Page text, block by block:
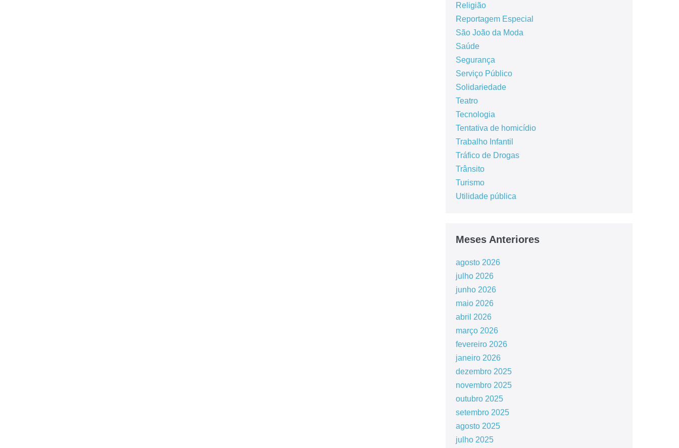
Religião
Reportagem Especial
São João da Moda
Saúde
Segurança
Serviço Público
Solidariedade
Teatro
Tecnologia
Tentativa de homicídio
Trabalho Infantil
Tráfico de Drogas
Trânsito
Turismo
Utilidade pública
Meses Anteriores
agosto 2026
julho 2026
junho 2026
maio 2026
abril 2026
março 2026
fevereiro 2026
janeiro 2026
dezembro 2025
novembro 2025
outubro 2025
setembro 2025
agosto 2025
julho 2025